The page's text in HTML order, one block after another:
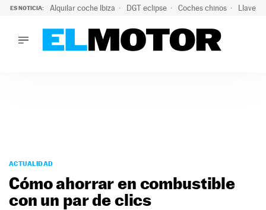
ES NOTICIA: Alquilar coche Ibiza DGT eclipse Coches chinos Llaves
PODCAST
MOTOS
TECNOLOGÍA
ACTUALIDAD
Cómo ahorrar en combustible
con un par de clics